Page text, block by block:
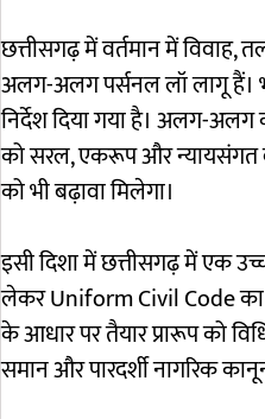
छत्तीसगढ़ में वर्तमान में विवाह,
अलग-अलग पर्सनल लॉ लागू हैं।
निर्देश दिया गया है। अलग-अलग
को सरल, एकरूप और न्यायसंगत
को भी बढ़ावा मिलेगा।
इसी दिशा में छत्तीसगढ़ में एक
लेकर Uniform Civil Code का
के आधार पर तैयार प्रारूप को
समान और पारदर्शी नागरिक